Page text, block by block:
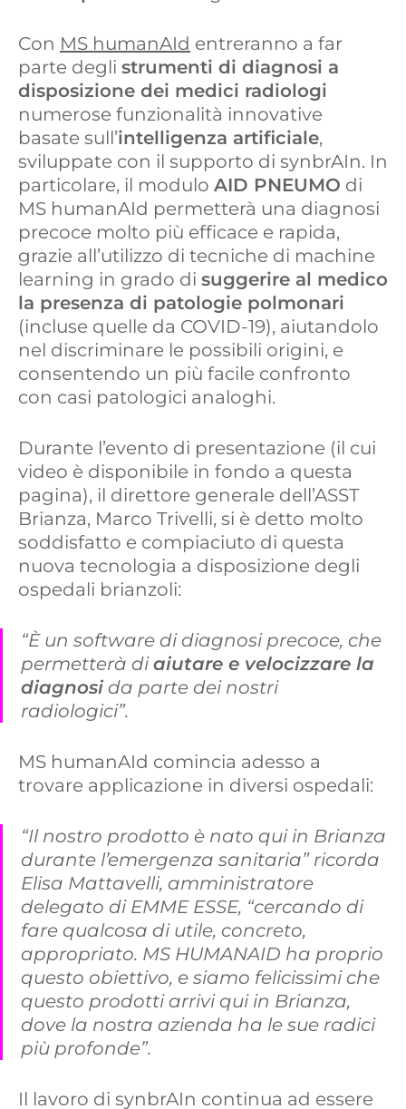
n k
i
Con MS humanAId entreranno a far
parte degli strumenti di diagnosi a
disposizione dei medici radiologi
numerose funzionalità innovative
basate sull’intelligenza artificiale,
sviluppate con il supporto di synbrAIn. In
particolare, il modulo AID PNEUMO di
MS humanAId permetterà una diagnosi
precoce molto più efficace e rapida,
grazie all’utilizzo di tecniche di machine
learning in grado di suggerire al medico
la presenza di patologie polmonari
(incluse quelle da COVID-19), aiutandolo
nel discriminare le possibili origini, e
consentendo un più facile confronto
con casi patologici analoghi.
Durante l’evento di presentazione (il cui
video è disponibile in fondo a questa
pagina), il direttore generale dell’ASST
Brianza, Marco Trivelli, si è detto molto
soddisfatto e compiaciuto di questa
nuova tecnologia a disposizione degli
ospedali brianzoli:
“È un software di diagnosi precoce, che
permetterà diaiutare e velocizzare la
diagnosi da parte dei nostri
radiologici”.
MS humanAId comincia adesso a
trovare applicazione in diversi ospedali:
“Il nostro prodotto è nato qui in Brianza
durante l’emergenza sanitaria” ricorda
Elisa Mattavelli, amministratore
delegato di EMME ESSE, “cercando di
fare qualcosa di utile, concreto,
appropriato. MS HUMANAID ha proprio
questo obiettivo, e siamo felicissimi che
questo prodotti arrivi qui in Brianza,
dove la nostra azienda ha le sue radici
più profonde”.
Il lavoro di synbrAIn continua ad essere